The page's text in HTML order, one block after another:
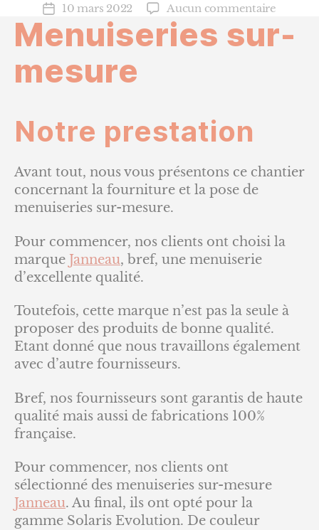
Date
l’article
10 mars 2022 Aucun commentairesur
sur-
Menuiseries sur-
mesure
Notre prestation
Avant tout, nous vous présentons ce chantier
concernant la fourniture et la pose de
menuiseries sur-mesure.
Pour commencer, nos clients ont choisi la
marque Janneau, bref, une menuiserie
d’excellente qualité.
Toutefois, cette marque n’est pas la seule à
proposer des produits de bonne qualité.
Etant donné que nous travaillons également
avec d’autre fournisseurs.
Bref, nos fournisseurs sont garantis de haute
qualité mais aussi de fabrications 100%
française.
Pour commencer, nos clients ont
sélectionné des menuiseries sur-mesure
Janneau. Au final, ils ont opté pour la
gamme Solaris Evolution. De couleur